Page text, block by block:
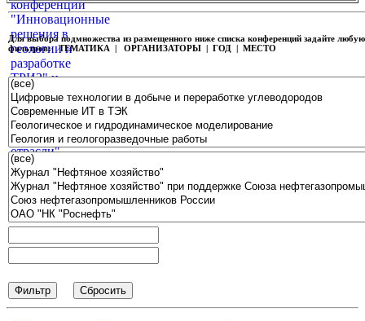
Для выбора подмножества из размещенного ниже списка конференций задайте
фильтров:ТЕМАТИКА | ОРГАНИЗАТОРЫ | ГОД | МЕСТО